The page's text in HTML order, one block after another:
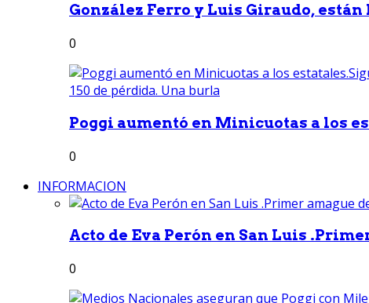
González Ferro y Luis Giraudo,
0
Poggi aumentó en Minicuotas a los
0
INFORMACION
Acto de Eva Perón en San Luis
0